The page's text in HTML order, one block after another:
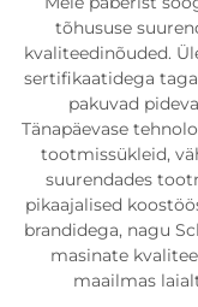
tõhususe
kvaliteedinõuded.
sertifikaatidega
pakuvad
Tänapäevase
tootmissükleid,
suurendades
pikaajalised
brandidega, nagu
masinate
maailmas